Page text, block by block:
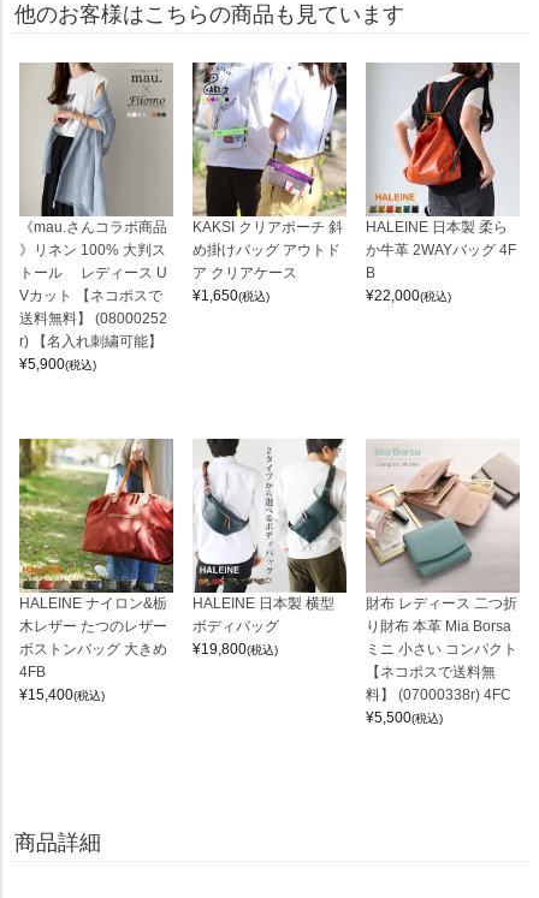
他のお客様はこちらの商品も見ています
《mau.さんコラボ商品
》リネン 100% 大判ス
トール レディース U
Vカット 【ネコポスで
送料無料】 (08000252
r) 【名入れ刺繍可能】
¥5,900(税込)
KAKSI クリアポーチ 斜
め掛けバッグ アウトド
ア クリアケース
¥1,650(税込)
HALEINE 日本製 柔ら
か牛革 2WAYバッグ 4F
B
¥22,000(税込)
HALEINE ナイロン&栃
木レザー たつのレザー
ボストンバッグ 大きめ
4FB
¥15,400(税込)
HALEINE 日本製 横型
ボディバッグ
¥19,800(税込)
財布 レディース 二つ折
り財布 本革 Mia Borsa
ミニ 小さい コンパクト
【ネコポスで送料無
料】 (07000338r) 4FC
¥5,500(税込)
商品詳細